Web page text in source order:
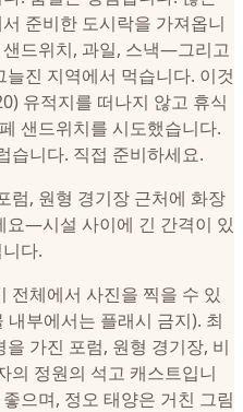
준비한 도시락을 가져옵니
드위치, 과일, 스낵—그리고
진 지역에서 먹습니다. 이것
유적지를 떠나지 않고 휴식
샌드위치를 시도했습니다.
습니다. 직접 준비하세요.
럼, 원형 경기장 근처에 화장
요—시설 사이에 긴 간격이 있
다.
전체에서 사진을 찍을 수 있
부에서는 플래시 금지). 최
가진 포럼, 원형 경기장, 비
의 정원의 석고 캐스트입니
으며, 정오 태양은 거친 그림